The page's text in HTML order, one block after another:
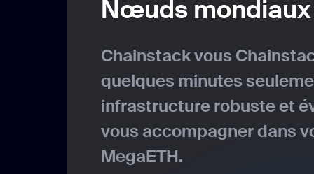
Nœuds mondiaux
Chainstack vous
quelques minutes
infrastructure robuste et
vous accompagner dans
MegaETH.